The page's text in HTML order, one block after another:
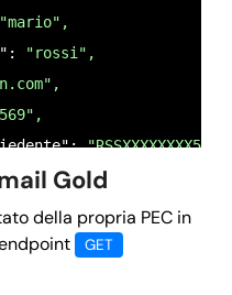
",
"mario",
"rossi",
",
"11/04/1982",
"M",
"IT",
Gold
della propria PEC in
GET